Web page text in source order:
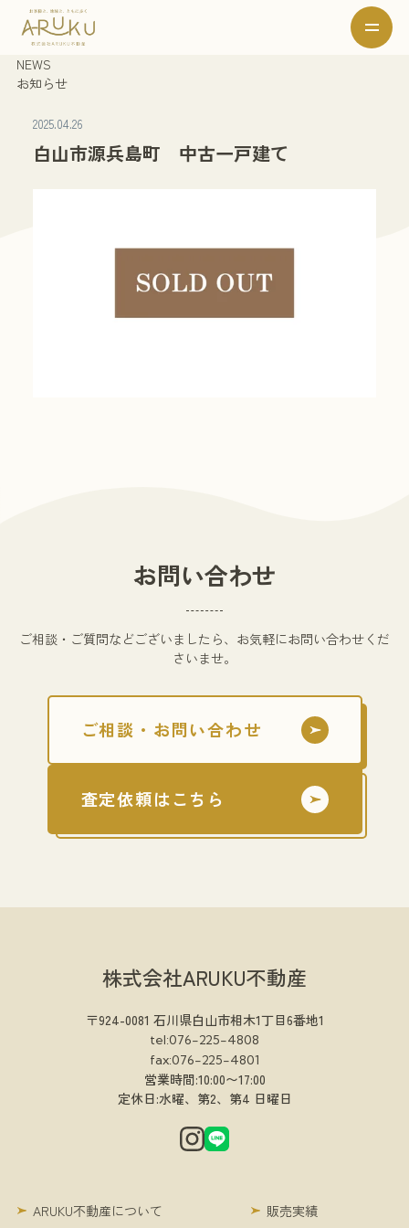
NEWS
お知らせ
2025.04.26
白山市源兵島町 中古一戸建て
お問い合わせ
ご相談・ご質問などございましたら、お気軽にお問い合わせくだ
さいませ。
ご相談・お問い合わせ
査定依頼はこちら
株式会社ARUKU不動産
〒924-0081 石川県白山市相木1丁目6番地1
tel:076-225-4808
fax:076-225-4801
営業時間:10:00〜17:00
定休日:水曜、第2、第4 日曜日
ARUKU不動産について 販売実績